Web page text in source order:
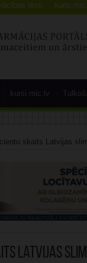
testi
kursi.mic.lv
skaits Latvijas
Latvijas